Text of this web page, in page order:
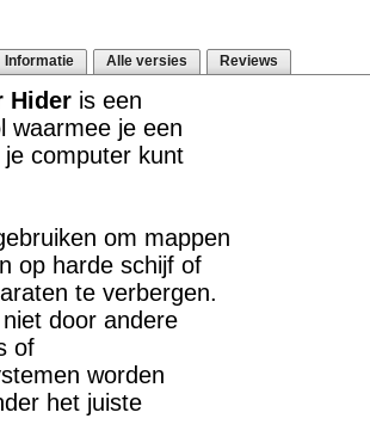
Informatie Alle versies Reviews
Hider is een
waarmee je een
computer kunt
om mappen
op harde schijf of
te verbergen.
door andere
of
worden
het juiste